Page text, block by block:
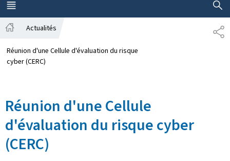
MENU
PRINCIPAL
Actualités
Réunion d'une Cellule d'évaluation du risque
cyber (CERC)
Réunion d'une Cellule
d'évaluation du risque cyber
(CERC)